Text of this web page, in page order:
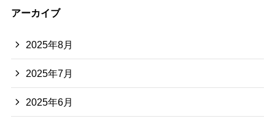
アーカイブ
2025年8月
2025年7月
2025年6月